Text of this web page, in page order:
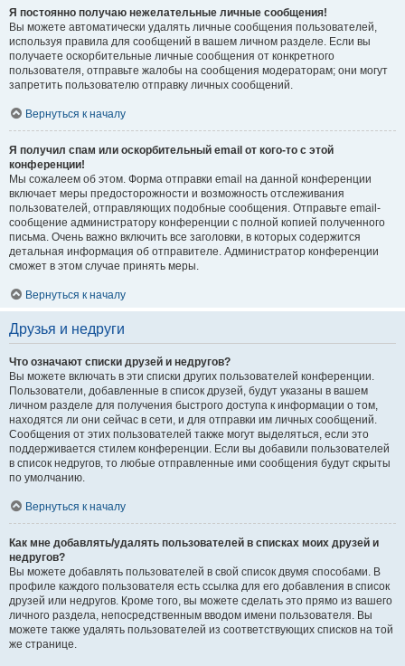
Я постоянно получаю нежелательные личные сообщения!
Вы можете автоматически удалять личные сообщения пользователей,
используя правила для сообщений в вашем личном разделе. Если вы
получаете оскорбительные личные сообщения от конкретного
пользователя, отправьте жалобы на сообщения модераторам; они могут
запретить пользователю отправку личных сообщений.
Вернуться к началу
Я получил спам или оскорбительный email от кого-то с этой
конференции!
Мы сожалеем об этом. Форма отправки email на данной конференции
включает меры предосторожности и возможность отслеживания
пользователей, отправляющих подобные сообщения. Отправьте email-
сообщение администратору конференции с полной копией полученного
письма. Очень важно включить все заголовки, в которых содержится
детальная информация об отправителе. Администратор конференции
сможет в этом случае принять меры.
Вернуться к началу
Друзья и недруги
Что означают списки друзей и недругов?
Вы можете включать в эти списки других пользователей конференции.
Пользователи, добавленные в список друзей, будут указаны в вашем
личном разделе для получения быстрого доступа к информации о том,
находятся ли они сейчас в сети, и для отправки им личных сообщений.
Сообщения от этих пользователей также могут выделяться, если это
поддерживается стилем конференции. Если вы добавили пользователей
в список недругов, то любые отправленные ими сообщения будут скрыты
по умолчанию.
Вернуться к началу
Как мне добавлять/удалять пользователей в списках моих друзей и
недругов?
Вы можете добавлять пользователей в свой список двумя способами. В
профиле каждого пользователя есть ссылка для его добавления в список
друзей или недругов. Кроме того, вы можете сделать это прямо из вашего
личного раздела, непосредственным вводом имени пользователя. Вы
можете также удалять пользователей из соответствующих списков на той
же странице.